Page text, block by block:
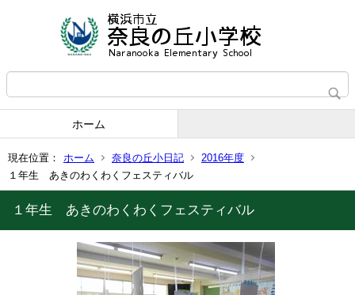
ホーム
現在位置： ホーム 奈良の丘小日記
2016年度
１年生 あきのわくわくフェスティバル
１年生 あきのわくわくフェスティバル